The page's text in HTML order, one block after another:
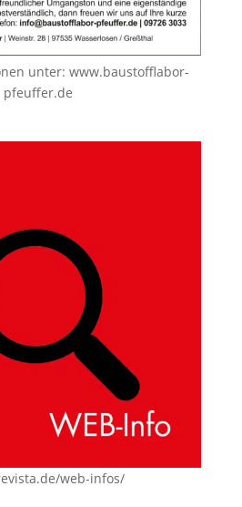
unter:www.baustofflabor-
pfeuffer.de
web-infos/